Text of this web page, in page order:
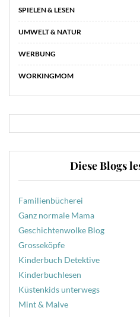
SPIELEN & LESEN
UMWELT & NATUR
WERBUNG
WORKINGMOM
Diese Blogs
Familienbücherei
Ganz normale Mama
Geschichtenwolke Blog
Grosseköpfe
Kinderbuch Detektive
Kinderbuchlesen
Küstenkids unterwegs
Mint & Malve